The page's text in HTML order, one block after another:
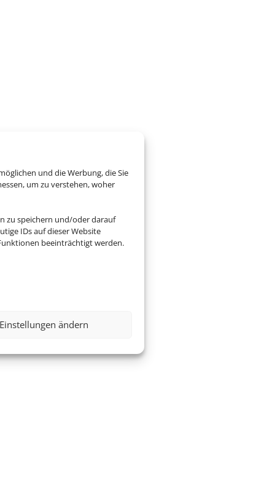
und die Werbung, die Sie
um zu verstehen, woher
zu speichern und/oder darauf
IDs auf dieser Website
beeinträchtigt werden.
Einstellungen ändern